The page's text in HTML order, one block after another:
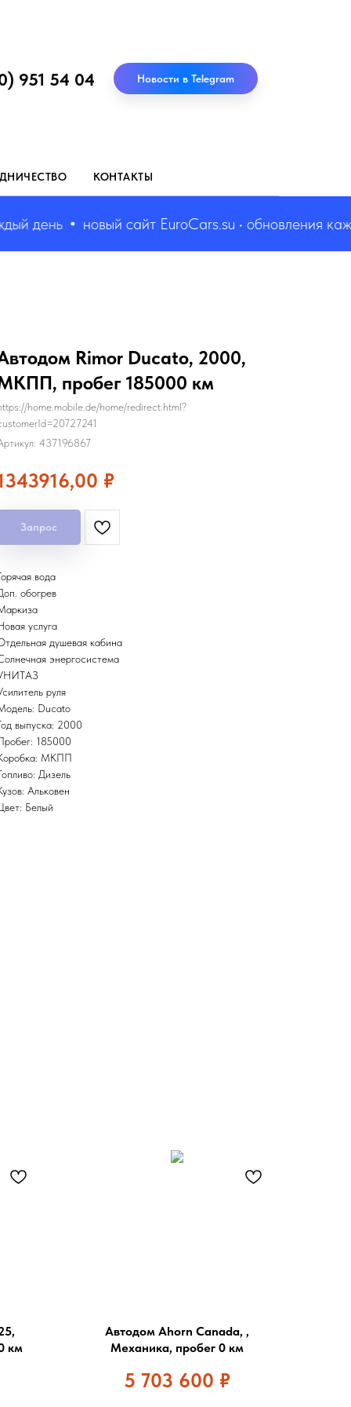
951 54 04 Новости в Telegram
КОНТАКТЫ
день новый сайт EuroCars.su • обновления
Rimor Ducato, 2000,
пробег 185000 км
home.mobile.de/home/redirect.html?
437196867
₽
Запрос
вода
обогрев
услуга
душевая кабина
энергосистема
руля
Ducato
выпуска: 2000
185000
МКПП
Дизель
Альковен
Белый
км
Автодом Ahorn Canada, ,
Механика, пробег 0 км
5 703 600 ₽